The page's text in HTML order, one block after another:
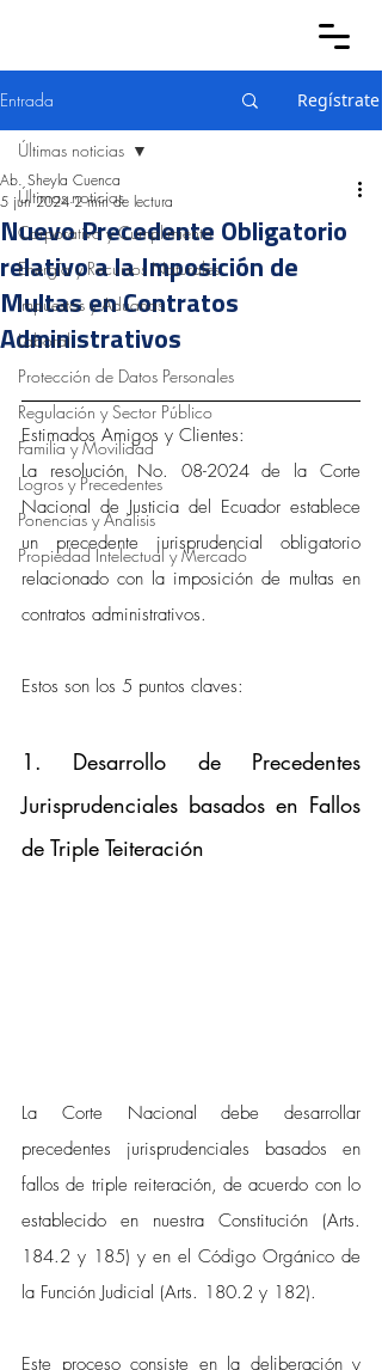
Entrada Regístrate
Últimas noticias
Corporativo y Cumplimiento
Energía y Recursos Naturales
Impuestos y Aduanas
Laboral
Protección de Datos Personales
Regulación y Sector Público
Familia y Movilidad
Logros y Precedentes
Ponencias y Análisis
Propiedad Intelectual y Mercado
Últimas noticias
Nuevo Precedente Obligatorio
relativo a la Imposición de
Multas en Contratos
Administrativos
Ab. Sheyla Cuenca
5 jun 2024 2 min de lectura
Estimados Amigos y Clientes:
La resolución No. 08-2024 de la Corte
Nacional de Justicia del Ecuador establece
un precedente jurisprudencial obligatorio
relacionado con la imposición de multas en
contratos administrativos.
Estos son los 5 puntos claves:
1. Desarrollo de Precedentes
Jurisprudenciales basados en Fallos
de Triple Teiteración
La Corte Nacional debe desarrollar
precedentes jurisprudenciales basados en
fallos de triple reiteración, de acuerdo con lo
establecido en nuestra Constitución (Arts.
184.2 y 185) y en el Código Orgánico de
la Función Judicial (Arts. 180.2 y 182).
Este proceso consiste en la deliberación y